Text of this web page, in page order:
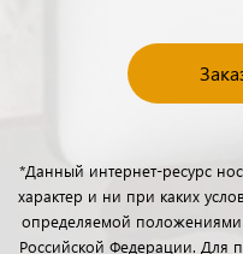
*Данный интернет-ресурс
характер и ни при каких
определяемой положениями
Российской Федерации.